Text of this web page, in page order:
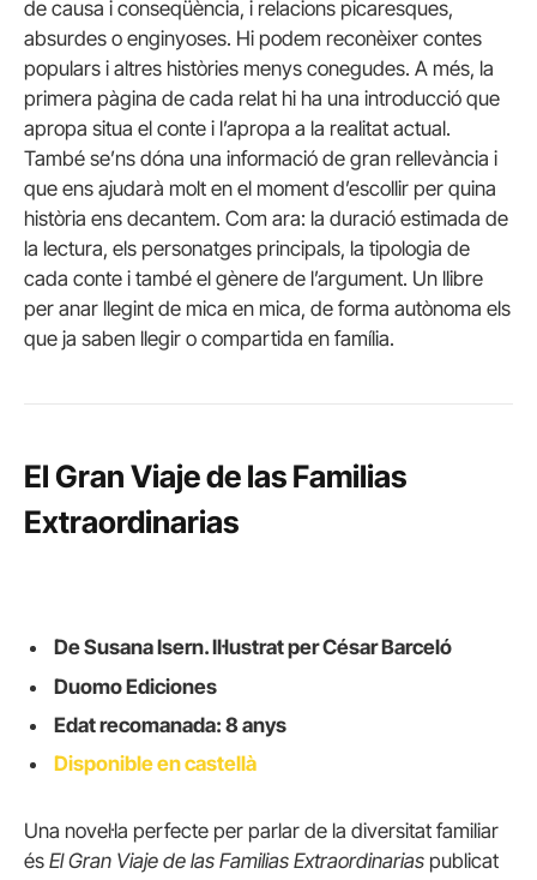
de causa i conseqüència, i relacions picaresques,
absurdes o enginyoses. Hi podem reconèixer contes
populars i altres històries menys conegudes. A més, la
primera pàgina de cada relat hi ha una introducció que
apropa situa el conte i l’apropa a la realitat actual.
També se’ns dóna una informació de gran rellevància i
que ens ajudarà molt en el moment d’escollir per quina
història ens decantem. Com ara: la duració estimada de
la lectura, els personatges principals, la tipologia de
cada conte i també el gènere de l’argument. Un llibre
per anar llegint de mica en mica, de forma autònoma els
que ja saben llegir o compartida en família.
El Gran Viaje de las Familias
Extraordinarias
De Susana Isern. Il·lustrat per César Barceló
Duomo Ediciones
Edat recomanada: 8 anys
Disponible en castellà
Una novel·la perfecte per parlar de la diversitat familiar
és El Gran Viaje de las Familias Extraordinarias publicat